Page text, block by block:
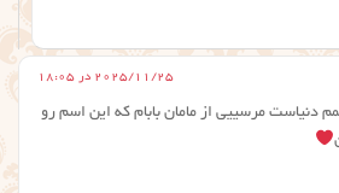
2025/11/25 در 18:05
دنیاست مرسییی از مامان بابام که این اسم رو